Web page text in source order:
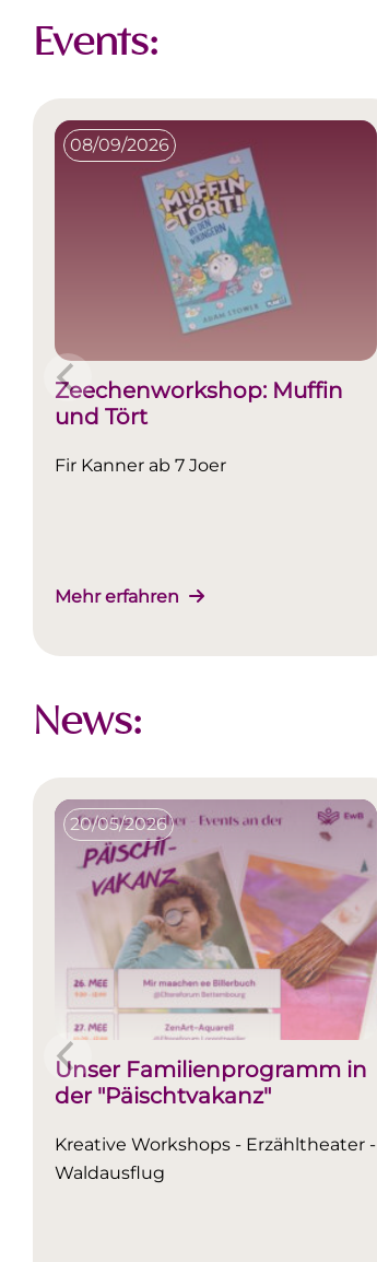
Events:
08/09/2026
Zeechenworkshop: Muffin
und Tört
Fir Kanner ab 7 Joer
Mehr erfahren
News:
20/05/2026
Unser Familienprogramm in
der "Päischtvakanz"
Kreative Workshops - Erzähltheater -
Waldausflug